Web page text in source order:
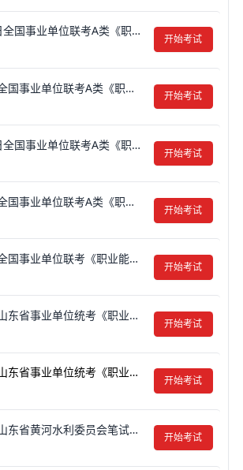
2021年10月23日全国事业单位联考A类《职业能力倾向测验》真题试卷及答案【含解析】（安徽/湖南/四川）
开始考试
2021年5月22日全国事业单位联考A类《职业能力倾向测验》真题试卷及答案【含解析】（安徽/湖北/贵州/云南/广西/宁夏/青海/甘肃/四川/内蒙古/陕西西安）
开始考试
2020年10月24日全国事业单位联考A类《职业能力倾向测验》真题试卷及答案【含解析】（云南/贵州/湖北/四川/甘肃/内蒙古）
开始考试
2020年7月25日全国事业单位联考A类《职业能力倾向测验》真题试卷及答案【含解析】（安徽/湖北/内蒙古/青海/甘肃/广西/宁夏/云南/四川）
开始考试
2016年5月21日全国事业单位联考《职业能力倾向测验》不完整试卷集锦真题试卷及答案【含解析】（山东/浙江/江苏/辽宁/安徽/广西/四川）
开始考试
2026年3月22日山东省事业单位统考《职业能力倾向测验》真题试卷及答案【含解析】
开始考试
2025年3月22日山东省事业单位统考《职业能力倾向测验》真题试卷及答案【含解析】
开始考试
2019年4月14日山东省黄河水利委员会笔试《行政职业能力测验》真题试卷及答案【含解析】
开始考试